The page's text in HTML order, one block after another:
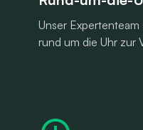
Unser
rund um die Uhr zur